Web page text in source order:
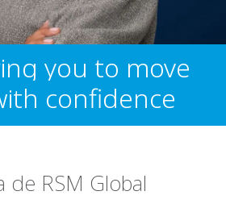
you to move
confidence
de RSM Global